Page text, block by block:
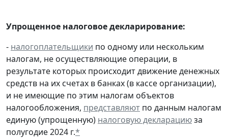
Упрощенное налоговое декларирование:
- налогоплательщики по одному или нескольким
налогам, не осуществляющие операции, в
результате которых происходит движение денежных
средств на их счетах в банках (в кассе организации),
и не имеющие по этим налогам объектов
налогообложения, представляют по данным налогам
единую (упрощенную) налоговую декларациюза
полугодие 2024 г.*